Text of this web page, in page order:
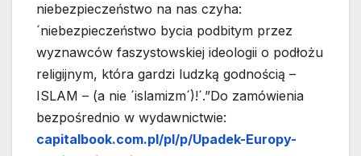
niebezpieczeństwo na nas czyha:
´niebezpieczeństwo bycia podbitym przez
wyznawców faszystowskiej ideologii o podłożu
religijnym, która gardzi ludzką godnością –
ISLAM – (a nie ´islamizm´)!´.”Do zamówienia
bezpośrednio w wydawnictwie:
capitalbook.com.pl/pl/p/Upadek-Europy-